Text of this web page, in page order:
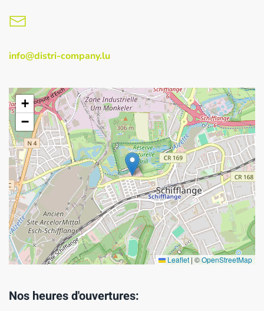
info@distri-company.lu
+
−
Leaflet | ©OpenStreetMap
Nos heures d'ouvertures: